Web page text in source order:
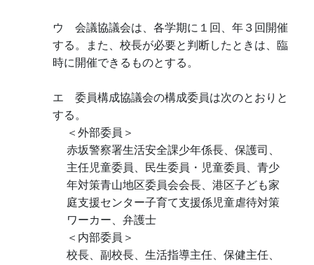
ウ 会議協議会は、各学期に１回、年３回開催
する。また、校長が必要と判断したときは、臨
時に開催できるものとする。
エ 委員構成協議会の構成委員は次のとおりと
する。
＜外部委員＞
赤坂警察署生活安全課少年係長、保護司、
主任児童委員、民生委員・児童委員、青少
年対策青山地区委員会会長、港区子ども家
庭支援センター子育て支援係児童虐待対策
ワーカー、弁護士
＜内部委員＞
校長、副校長、生活指導主任、保健主任、